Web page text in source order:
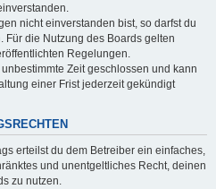
nicht einverstanden bist, so darfst du
Für die Nutzung des Boards gelten
Regelungen.
Zeit geschlossen und kann
einer Frist jederzeit gekündigt
erteilst du dem Betreiber ein einfaches,
und unentgeltliches Recht, deinen
zu nutzen.